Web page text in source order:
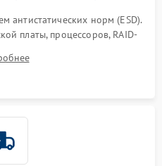
антистатических норм (ESD).
платы, процессоров, RAID-
на наличие термических
или окислений.